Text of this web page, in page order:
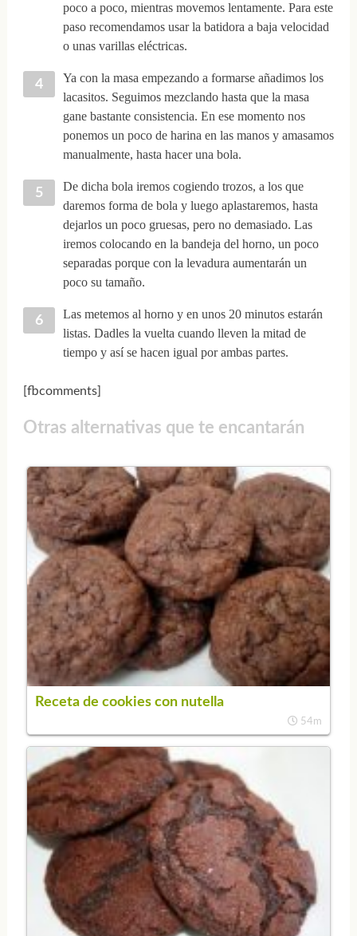
poco a poco, mientras movemos lentamente. Para este
paso recomendamos usar la batidora a baja velocidad
o unas varillas eléctricas.
Ya con la masa empezando a formarse añadimos los
lacasitos. Seguimos mezclando hasta que la masa
gane bastante consistencia. En ese momento nos
ponemos un poco de harina en las manos y amasamos
manualmente, hasta hacer una bola.
De dicha bola iremos cogiendo trozos, a los que
daremos forma de bola y luego aplastaremos, hasta
dejarlos un poco gruesas, pero no demasiado. Las
iremos colocando en la bandeja del horno, un poco
separadas porque con la levadura aumentarán un
poco su tamaño.
Las metemos al horno y en unos 20 minutos estarán
listas. Dadles la vuelta cuando lleven la mitad de
tiempo y así se hacen igual por ambas partes.
[fbcomments]
Otras alternativas que te encantarán
Receta de cookies con nutella
54m